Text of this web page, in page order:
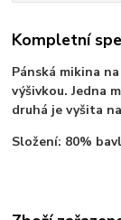
Kompletní
Pánská mikina
výšivkou. Jedna
druhá je vyšita
Složení: 80%